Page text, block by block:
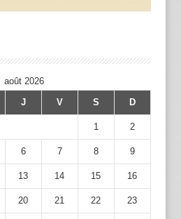
août 2026
J V S D
1 2
6 7 8 9
13 14 15 16
20 21 22 23